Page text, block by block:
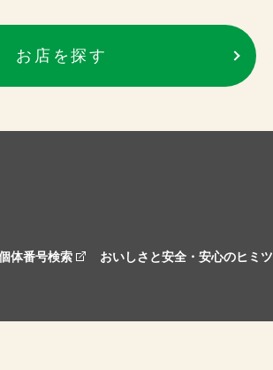
お店を探す
体番号検索 おいしさと安全・安心のヒミツ